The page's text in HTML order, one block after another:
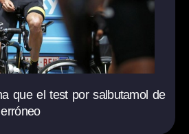
que el test por salbutamol de